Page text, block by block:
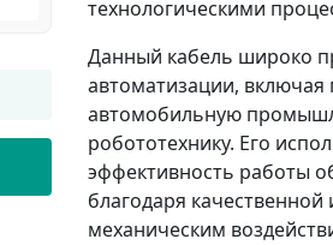
технологическими
Данный кабель широко
автоматизации, включая
автомобильную
робототехнику. Его
эффективность работы
благодаря
механическим